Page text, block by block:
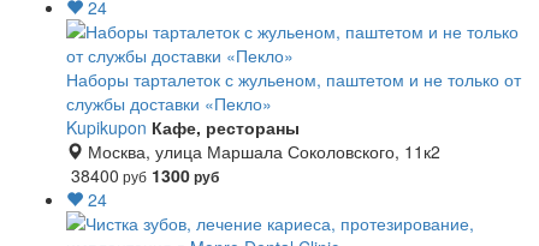
24
Наборы тарталеток с жульеном, паштетом и не только от
службы доставки «Пекло»
Kupikupon Кафе, рестораны
Москва, улица Маршала Соколовского, 11к2
38400 руб 1300руб
24